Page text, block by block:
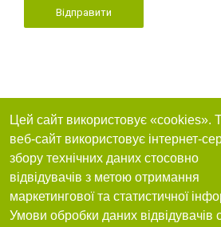
Відправити
Цей сайт використовує «cookies».
веб-сайт використовує інтернет-
збору технічних даних стосовно
відвідувачів з метою отримання
маркетингової та статистичної
Умови обробки даних відвідувачів